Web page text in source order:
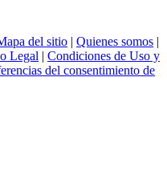
del sitio | Quienes somos |
Legal | Condiciones de Uso y
del consentimiento de